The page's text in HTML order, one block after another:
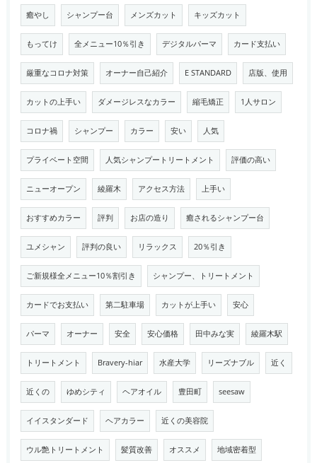
癒やし シャンプー台 メンズカット キッズカット
もってけ 全メニュー10％引き デジタルパーマ カード支払い
厳重なコロナ対策 オーナー自己紹介 E STANDARD 店版、使用
カットの上手い ダメージレスなカラー 縮毛矯正 1人サロン
コロナ禍 シャンプー カラー 安い 人気
プライベート空間 人気シャンプートリートメント 評価の高い
ニューオープン 綾羅木 アクセス方法 上手い
おすすめカラー 評判 お店の造り 癒されるシャンプー台
ユメシャン 評判の良い リラックス 20％引き
ご新規様全メニュー10％割引き シャンプー、トリートメント
カードでお支払い 第二駐車場 カットが上手い 安心
パーマ オーナー 安全 安心価格 田中みな実 綾羅木駅
トリートメント Bravery-hiar 水産大学 リーズナブル 近く
近くの ゆめシティ ヘアオイル 豊田町 seesaw
イイスタンダード ヘアカラー 近くの美容院
ウル艶トリートメント 髪質改善 オススメ 地域密着型